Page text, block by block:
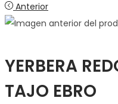
Anterior
YERBERA
TAJO EBRO